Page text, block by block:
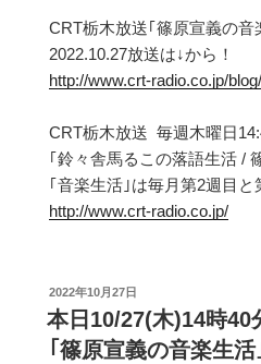
CRT栃木放送｢篠原宣義の音
2022.10.27放送は↓から！
http://www.crt-radio.co.jp/
CRT栃木放送 毎週木曜日
｢鈴々舎馬るこの落語生活 /
｢音楽生活｣は毎月第2週目と
http://www.crt-radio.co.jp/
投
稿
日:
2022年10月27日
本日10/27(木)14時40
｢篠原宣義の音楽生